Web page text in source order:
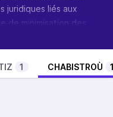
juridiques liés aux
de minimisation des
de la vie
pas outrepassé
1 CHABISTROÙ